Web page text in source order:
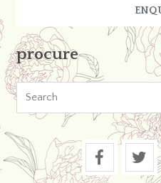
procure